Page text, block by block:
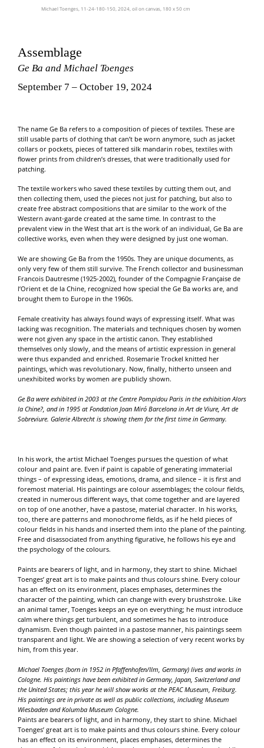
Assemblage
Ge Ba and Michael Toenges
September 7 – October 19, 2024
The name Ge Ba refers to a composition of pieces of textiles. These are
still usable parts of clothing that can’t be worn anymore, such as jacket
collars or pockets, pieces of tattered silk mandarin robes, textiles with
flower prints from children’s dresses, that were traditionally used for
patching.
The textile workers who saved these textiles by cutting them out, and
then collecting them, used the pieces not just for patching, but also to
create free abstract compositions that are similar to the work of the
Western avant-garde created at the same time. In contrast to the
prevalent view in the West that art is the work of an individual, Ge Ba are
collective works, even when they were designed by just one woman.
We are showing Ge Ba from the 1950s. They are unique documents, as
only very few of them still survive. The French collector and businessman
Francois Dautresme (1925-2002), founder of the Compagnie Française de
l’Orient et de la Chine, recognized how special the Ge Ba works are, and
brought them to Europe in the 1960s.
Female creativity has always found ways of expressing itself. What was
lacking was recognition. The materials and techniques chosen by women
were not given any space in the artistic canon. They established
themselves only slowly, and the means of artistic expression in general
were thus expanded and enriched. Rosemarie Trockel knitted her
paintings, which was revolutionary. Now, finally, hitherto unseen and
unexhibited works by women are publicly shown.
Ge Ba were exhibited in 2003 at the Centre Pompidou Paris in the exhibition Alors
la Chine?, and in 1995 at Fondation Joan Miró Barcelona in Art de Viure, Art de
Sobreviure. Galerie Albrecht is showing them for the first time in Germany.
In his work, the artist Michael Toenges pursues the question of what
colour and paint are. Even if paint is capable of generating immaterial
things – of expressing ideas, emotions, drama, and silence – it is first and
foremost material. His paintings are colour assemblages; the colour fields,
created in numerous different ways, that come together and are layered
on top of one another, have a pastose, material character. In his works,
too, there are patterns and monochrome fields, as if he held pieces of
colour fields in his hands and inserted them into the plane of the painting.
Free and disassociated from anything figurative, he follows his eye and
the psychology of the colours.
Paints are bearers of light, and in harmony, they start to shine. Michael
Toenges’ great art is to make paints and thus colours shine. Every colour
has an effect on its environment, places emphases, determines the
character of the painting, which can change with every brushstroke. Like
an animal tamer, Toenges keeps an eye on everything; he must introduce
calm where things get turbulent, and sometimes he has to introduce
dynamism. Even though painted in a pastose manner, his paintings seem
transparent and light. We are showing a selection of very recent works by
him, from this year.
Michael Toenges (born in 1952 in Pfaffenhofen/Ilm, Germany) lives and works in
Cologne. His paintings have been exhibited in Germany, Japan, Switzerland and
the United States; this year he will show works at the PEAC Museum, Freiburg.
His paintings are in private as well as public collections, including Museum
Wiesbaden and Kolumba Museum Cologne.
Paints are bearers of light, and in harmony, they start to shine. Michael
Toenges’ great art is to make paints and thus colours shine. Every colour
has an effect on its environment, places emphases, determines the
Michael Toenges, 11-24-180-150, 2024, oil on canvas, 180 x 50 cm